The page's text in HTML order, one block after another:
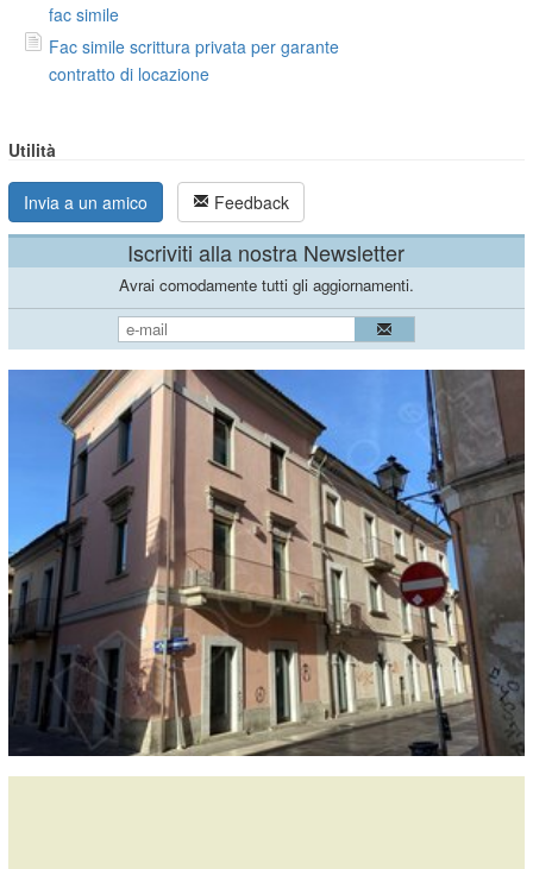
fac simile
Fac simile scrittura privata per garante
contratto di locazione
Utilità
Invia a un amico Feedback
Iscriviti alla nostra Newsletter
Avrai comodamente tutti gli aggiornamenti.